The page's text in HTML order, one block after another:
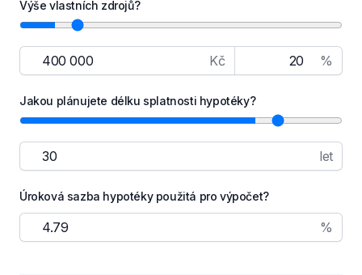
Výše vlastních zdrojů?
Kč %
Jakou plánujete délku splatnosti hypotéky?
let
Úroková sazba hypotéky použitá pro výpočet?
%